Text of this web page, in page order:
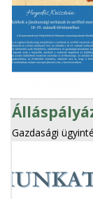
Gazdasági